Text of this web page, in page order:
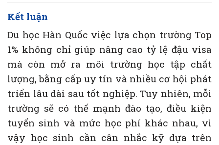
Kết luận
Du học Hàn Quốc việc lựa chọn trường Top
1% không chỉ giúp nâng cao tỷ lệ đậu visa
mà còn mở ra môi trường học tập chất
lượng, bằng cấp uy tín và nhiều cơ hội phát
triển lâu dài sau tốt nghiệp. Tuy nhiên, mỗi
trường sẽ có thế mạnh đào tạo, điều kiện
tuyển sinh và mức học phí khác nhau, vì
vậy học sinh cần cân nhắc kỹ dựa trên